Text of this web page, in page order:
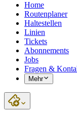
Home
Routenplaner
Haltestellen
Linien
Tickets
Abonnements
Jobs
Fragen &
Mehr